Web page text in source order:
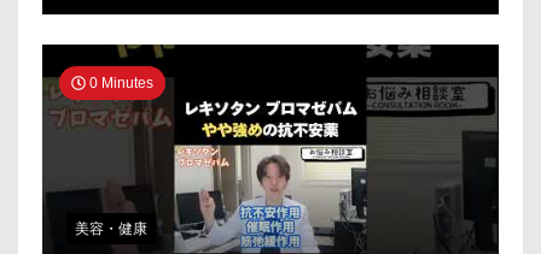
0 Minutes
美容・健康